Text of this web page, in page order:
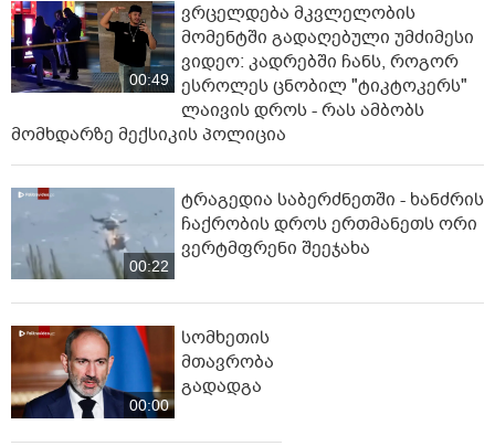
00:49
ვრცელდება მკვლელობის
მომენტში გადაღებული უმძიმესი
ვიდეო: კადრებში ჩანს, როგორ
ესროლეს ცნობილ "ტიკტოკერს"
ლაივის დროს - რას ამბობს
მომხდარზე მექსიკის პოლიცია
00:22
ტრაგედია საბერძნეთში - ხანძრის
ჩაქრობის დროს ერთმანეთს ორი
ვერტმფრენი შეეჯახა
00:00
სომხეთის
მთავრობა
გადადგა